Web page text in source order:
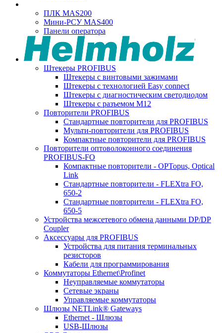
ПЛК MAS200
Мини-РСУ MAS400
Панели оператора
Штекеры PROFIBUS
Штекеры с винтовыми зажимами
Штекеры с технологией Easy connect
Штекеры с диагностическим светодиодом
Штекеры с разъемом М12
Повторители PROFIBUS
Стандартные повторители для PROFIBUS
Мульти-повторители для PROFIBUS
Компактные повторители для PROFIBUS
Повторители оптоволоконного соединения
PROFIBUS-FO
Компактные повторители - OPTopus, Optical
Link
Стандартные повторители - FLEXtra FO,
650-2
Стандартные повторители - FLEXtra FO,
650-5
Устройства межсетевого обмена данными DP/DP
Coupler
Аксессуары для PROFIBUS
Устройства для питания терминальных
резисторов
Кабели для программирования
Коммутаторы Ethernet\Profinet
Неуправляемые коммутаторы
Сетевые экраны
Управляемые коммутаторы
Шлюзы NETLink® Gateways
Ethernet - Шлюзы
USB-Шлюзы